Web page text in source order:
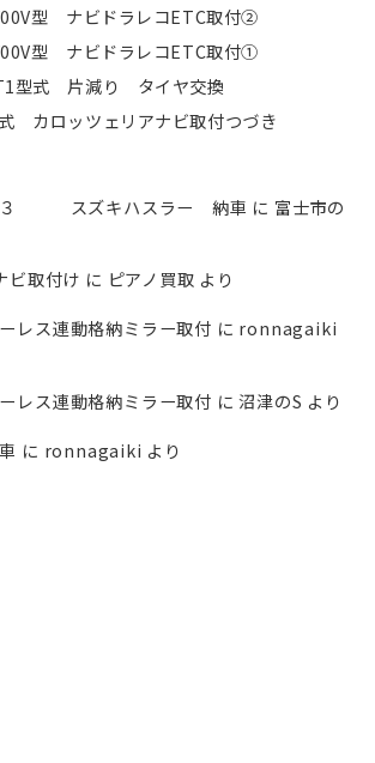
型 ナビドラレコETC取付②
型 ナビドラレコETC取付①
型式 片減り タイヤ交換
カロッツェリアナビ取付つづき
３ スズキハスラー 納車 に 富士市の
取付け に ピアノ買取 より
レス連動格納ミラー取付 に ronnagaiki
レス連動格納ミラー取付 に沼津のS より
に ronnagaiki より